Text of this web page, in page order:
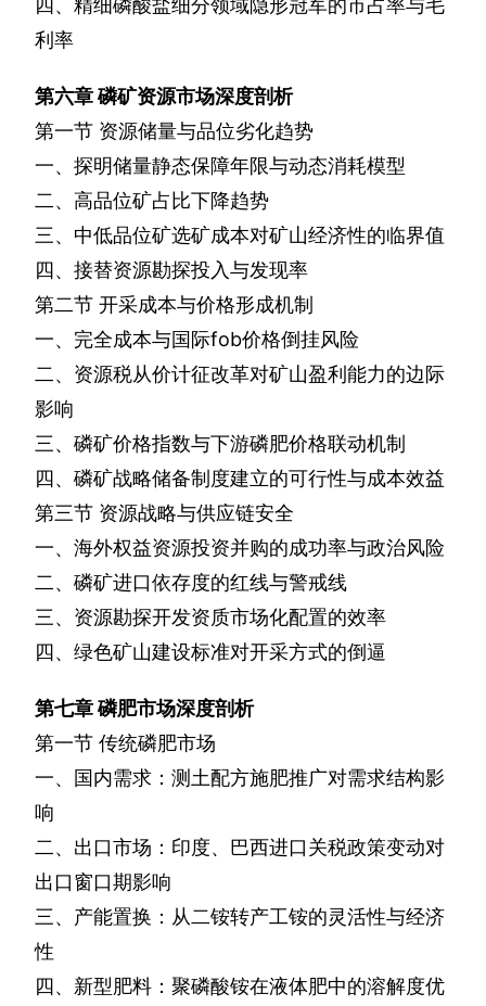
四、精细磷酸盐细分领域隐形冠军的市占率与毛
利率
第六章磷矿资源市场深度剖析
第一节 资源储量与品位劣化趋势
一、探明储量静态保障年限与动态消耗模型
二、高品位矿占比下降趋势
三、中低品位矿选矿成本对矿山经济性的临界值
四、接替资源勘探投入与发现率
第二节 开采成本与价格形成机制
一、完全成本与国际fob价格倒挂风险
二、资源税从价计征改革对矿山盈利能力的边际
影响
三、磷矿价格指数与下游磷肥价格联动机制
四、磷矿战略储备制度建立的可行性与成本效益
第三节 资源战略与供应链安全
一、海外权益资源投资并购的成功率与政治风险
二、磷矿进口依存度的红线与警戒线
三、资源勘探开发资质市场化配置的效率
四、绿色矿山建设标准对开采方式的倒逼
第七章磷肥市场深度剖析
第一节 传统磷肥市场
一、国内需求：测土配方施肥推广对需求结构影
响
二、出口市场：印度、巴西进口关税政策变动对
出口窗口期影响
三、产能置换：从二铵转产工铵的灵活性与经济
性
四、新型肥料：聚磷酸铵在液体肥中的溶解度优